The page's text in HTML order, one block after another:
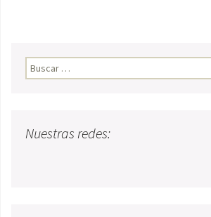
Buscar:
Nuestras redes: